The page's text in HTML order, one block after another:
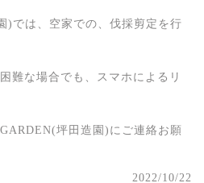
)では、空家での、伐採剪定を行
難な場合でも、スマホによるリ
坪田造園)にご連絡お願
2022/10/22